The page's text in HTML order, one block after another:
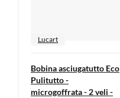
Lucart
Bobina asciugatutto Eco
Pulitutto -
microgoffrata - 2 veli -